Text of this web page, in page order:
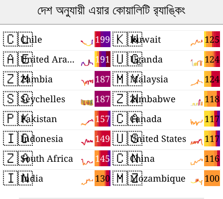
দেশ অনুযায়ী এয়ার কোয়ালিটি র‍্যাঙ্কিং
🇨🇱 199
Chile
🇦🇪 191
United Arab Emirates
🇿🇲 187
Zambia
🇸🇨 187
Seychelles
🇵🇰 157
Pakistan
🇮🇩 149
Indonesia
🇿🇦 145
South Africa
🇮🇳 130
India
🇰🇼 125
Kuwait
🇺🇬 124
Uganda
🇲🇾 124
Malaysia
🇿🇼 118
Zimbabwe
🇨🇦 117
Canada
🇺🇸 117
United States
🇨🇳 116
China
🇲🇿 100
Mozambique